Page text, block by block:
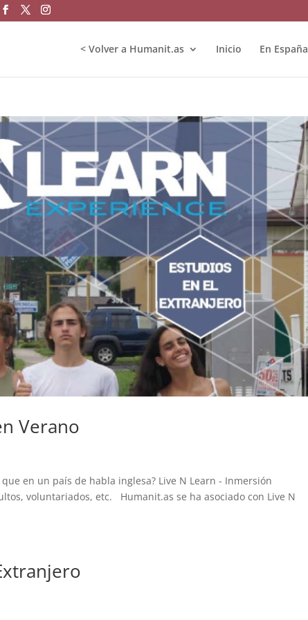
< Volver a Humanit.as Inicio En España
Verano
en un país de habla inglesa? Live N Learn - Inmersión
voluntariados, etc. Humanit.as se ha asociado con Live N